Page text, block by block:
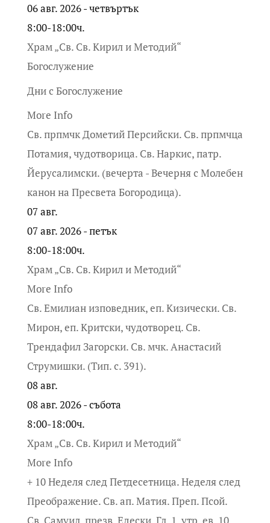
06 авг. 2026 - четвъртък
8:00-18:00ч.
Храм „Св. Св. Кирил и Методий“
Богослужение
Дни с Богослужение
More Info
Св. прпмчк Дометий Персийски. Св. прпмчца
Потамия, чудотворица. Св. Наркис, патр.
Йерусалимски. (вечерта - Вечерня с Молебен
канон на Пресвета Богородица).
07 авг.
07 авг. 2026 - петък
8:00-18:00ч.
Храм „Св. Св. Кирил и Методий“
More Info
Св. Емилиан изповедник, еп. Кизически. Св.
Мирон, еп. Критски, чудотворец. Св.
Трендафил Загорски. Св. мчк. Анастасий
Струмишки. (Тип. с. 391).
08авг.
08 авг. 2026 - събота
8:00-18:00ч.
Храм „Св. Св. Кирил и Методий“
More Info
+ 10 Неделя след Петдесетница. Неделя след
Преображение. Св. ап. Матия. Преп. Псой.